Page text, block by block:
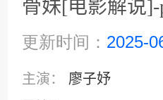
骨妹[电影解说]-
更新时间： 2025-
主演：
廖子妤